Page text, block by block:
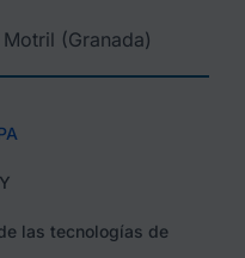
(Granada)​
las tecnologías de